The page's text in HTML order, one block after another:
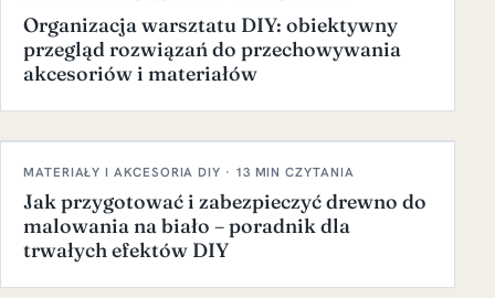
Organizacja warsztatu DIY: obiektywny
przegląd rozwiązań do przechowywania
akcesoriów i materiałów
MATERIAŁY I AKCESORIA DIY · 13 MIN CZYTANIA
Jak przygotować i zabezpieczyć drewno do
malowania na biało – poradnik dla
trwałych efektów DIY